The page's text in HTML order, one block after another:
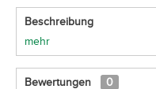
Beschreibung
mehr
Bewertungen
0